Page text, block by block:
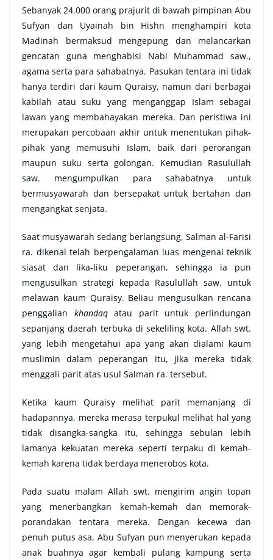
Sebanyak 24.000 orang prajurit di bawah pimpinan Abu
Sufyan dan Uyainah bin Hishn menghampiri kota
Madinah bermaksud mengepung dan melancarkan
gencatan guna menghabisi Nabi Muhammad saw.,
agama serta para sahabatnya. Pasukan tentara ini tidak
hanya terdiri dari kaum Quraisy, namun dari berbagai
kabilah atau suku yang menganggap Islam sebagai
lawan yang membahayakan mereka. Dan peristiwa ini
merupakan percobaan akhir untuk menentukan pihak-
pihak yang memusuhi Islam, baik dari perorangan
maupun suku serta golongan. Kemudian Rasulullah
saw. mengumpulkan para sahabatnya untuk
bermusyawarah dan bersepakat untuk bertahan dan
mengangkat senjata.
Saat musyawarah sedang berlangsung, Salman al-Farisi
ra. dikenal telah berpengalaman luas mengenai teknik
siasat dan lika-liku peperangan, sehingga ia pun
mengusulkan strategi kepada Rasulullah saw. untuk
melawan kaum Quraisy. Beliau mengusulkan rencana
penggalian khandaqatau parit untuk perlindungan
sepanjang daerah terbuka di sekeliling kota. Allah swt.
yang lebih mengetahui apa yang akan dialami kaum
muslimin dalam peperangan itu, jika mereka tidak
menggali parit atas usul Salman ra. tersebut.
Ketika kaum Quraisy melihat parit memanjang di
hadapannya, mereka merasa terpukul melihat hal yang
tidak disangka-sangka itu, sehingga sebulan lebih
lamanya kekuatan mereka seperti terpaku di kemah-
kemah karena tidak berdaya menerobos kota.
Pada suatu malam Allah swt. mengirim angin topan
yang menerbangkan kemah-kemah dan memorak-
porandakan tentara mereka. Dengan kecewa dan
penuh putus asa, Abu Sufyan pun menyerukan kepada
anak buahnya agar kembali pulang kampung serta